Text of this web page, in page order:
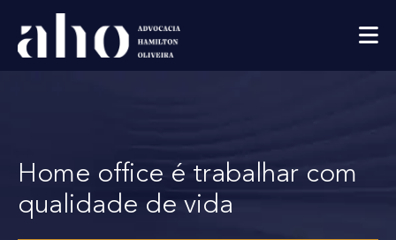
Home office é trabalhar com
qualidade de vida